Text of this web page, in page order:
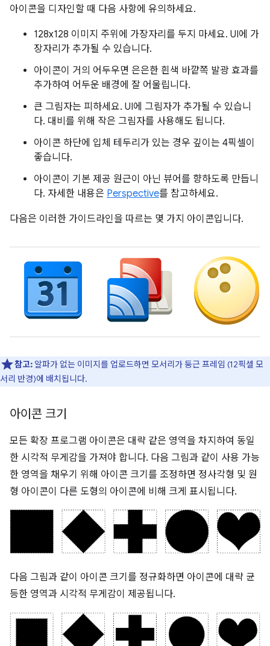
아이콘을 디자인할 때 다음 사항에 유의하세요.
128x128 이미지 주위에 가장자리를 두지 마세요. UI에 가
장자리가 추가될 수 있습니다.
아이콘이 거의 어두우면 은은한 흰색 바깥쪽 발광 효과를
추가하여 어두운 배경에 잘 어울립니다.
큰 그림자는 피하세요. UI에 그림자가 추가될 수 있습니
다. 대비를 위해 작은 그림자를 사용해도 됩니다.
아이콘 하단에 입체 테두리가 있는 경우 깊이는 4픽셀이
좋습니다.
아이콘이 기본 제공 원근이 아닌 뷰어를 향하도록 만듭니
다. 자세한 내용은 Perspective를 참고하세요.
다음은 이러한 가이드라인을 따르는 몇 가지 아이콘입니다.
참고: 알파가 없는 이미지를 업로드하면 모서리가 둥근 프레임 (12픽셀 모
서리 반경)에 배치됩니다.
아이콘 크기
모든 확장 프로그램 아이콘은 대략 같은 영역을 차지하여 동일
한 시각적 무게감을 가져야 합니다. 다음 그림과 같이 사용 가능
한 영역을 채우기 위해 아이콘 크기를 조정하면 정사각형 및 원
형 아이콘이 다른 도형의 아이콘에 비해 크게 표시됩니다.
다음 그림과 같이 아이콘 크기를 정규화하면 아이콘에 대략 균
등한 영역과 시각적 무게감이 제공됩니다.